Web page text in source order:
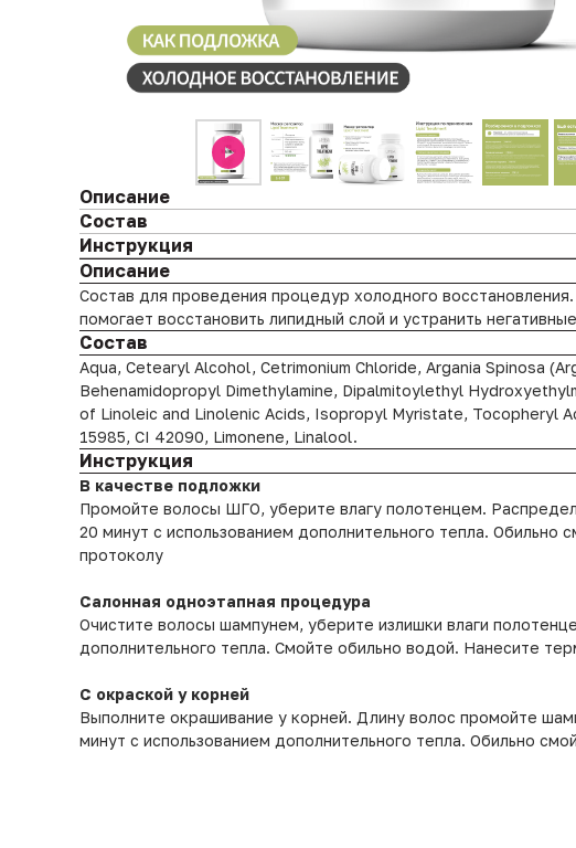
Описание
Состав
Инструкция
Описание
Cостав для проведения процедур холодного
помогает восстановить липидный слой и устранить
Состав
Aqua, Cetearyl Alcohol, Cetrimonium Chloride, Argania Spinosa
Behenamidopropyl Dimethylamine, Dipalmitoylethyl
of Linoleic and Linolenic Acids, Isopropyl Myristate, Tocopheryl
15985, CI 42090, Limonene, Linalool.
Инструкция
В качестве подложки
Промойте волосы ШГО, уберите влагу полотенцем.
20 минут с использованием дополнительного тепла.
протоколу
Салонная одноэтапная процедура
Очистите волосы шампунем, уберите излишки влаги
дополнительного тепла. Смойте обильно водой. Нанесите
С окраской у корней
Выполните окрашивание у корней. Длину волос промойте
минут с использованием дополнительного тепла. Обильно